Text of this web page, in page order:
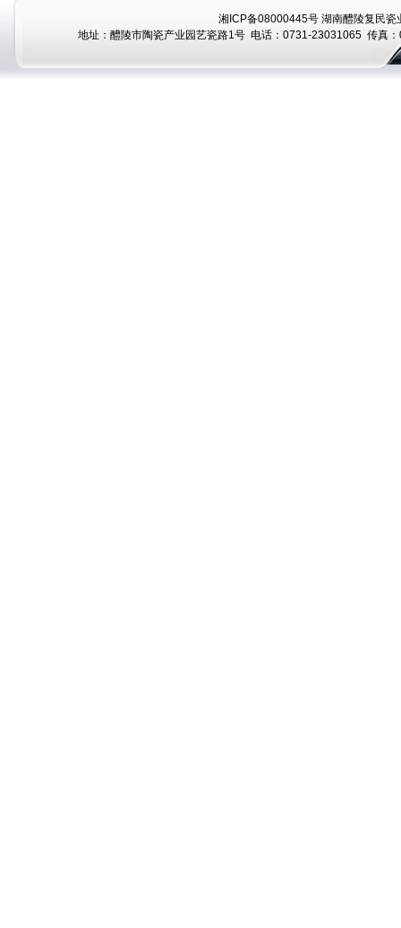
湘ICP备08000445号湖南醴陵复民瓷
地址：醴陵市陶瓷产业园艺瓷路1号 电话：0731-23031065 传真